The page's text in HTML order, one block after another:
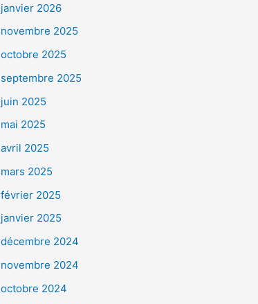
janvier 2026
novembre 2025
octobre 2025
septembre 2025
juin 2025
mai 2025
avril 2025
mars 2025
février 2025
janvier 2025
décembre 2024
novembre 2024
octobre 2024